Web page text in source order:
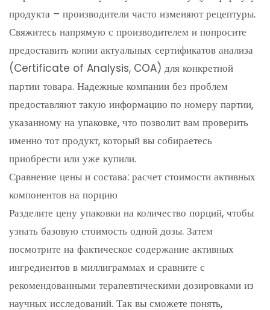
продукта – производители часто изменяют рецептуры.
Свяжитесь напрямую с производителем и попросите
предоставить копии актуальных сертификатов анализа
(Certificate of Analysis, COA) для конкретной
партии товара. Надежные компании без проблем
предоставляют такую информацию по номеру партии,
указанному на упаковке, что позволит вам проверить
именно тот продукт, который вы собираетесь
приобрести или уже купили.
Сравнение цены и состава: расчет стоимости активных
компонентов на порцию
Разделите цену упаковки на количество порций, чтобы
узнать базовую стоимость одной дозы. Затем
посмотрите на фактическое содержание активных
ингредиентов в миллиграммах и сравните с
рекомендованными терапевтическими дозировками из
научных исследований. Так вы сможете понять,